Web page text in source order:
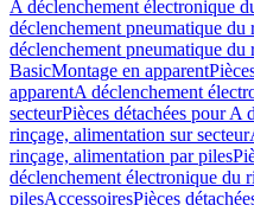
A déclenchement électronique
déclenchement pneumatique du
déclenchement pneumatique du
BasicMontage en apparent
apparentA déclenchement
secteurPièces détachées pour A
rinçage, alimentation sur secteur
rinçage, alimentation par piles
déclenchement électronique du
pilesAccessoiresPièces